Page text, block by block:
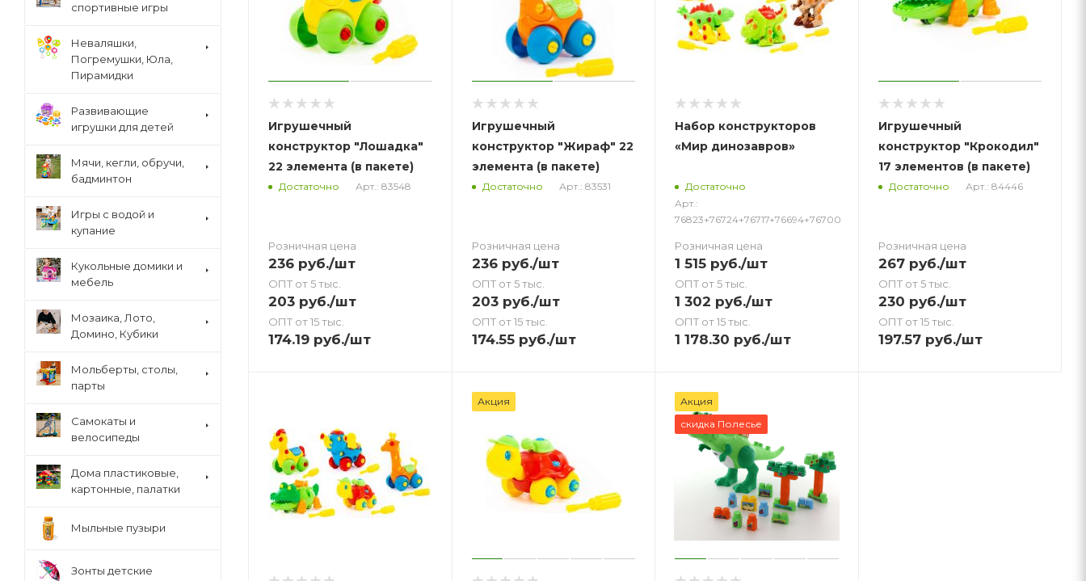
Игрушечный
конструктор "Лошадка"
22 элемента (в пакете)
Достаточно Арт.: 83548
Розничная цена
236 руб./шт
ОПТ от 5 тыс.
203 руб./шт
ОПТ от 15 тыс.
174.19 руб./шт
Игрушечный
конструктор "Жираф" 22
элемента (в пакете)
Достаточно Арт.: 83531
Розничная цена
236руб./шт
ОПТ от 5 тыс.
203руб./шт
ОПТ от 15 тыс.
174.55руб./шт
Набор конструкторов
«Мир динозавров»
Достаточно
Арт.:
76823+76724+76717+76694+76700
Розничная цена
1 515 руб./шт
ОПТ от 5 тыс.
1 302 руб./шт
ОПТ от 15 тыс.
1 178.30 руб./шт
Игрушечный
конструктор "Крокодил"
17 элементов (в пакете)
Достаточно Арт.: 84446
Розничная цена
267руб./шт
ОПТ от 5 тыс.
230 руб./шт
ОПТ от 15 тыс.
197.57руб./шт
Акция
Акция
скидка Полесье
спортивные игры
Неваляшки,
Погремушки, Юла,
Пирамидки
Развивающие
игрушки для детей
Мячи, кегли, обручи,
бадминтон
Игры с водой и
купание
Кукольные домики и
мебель
Мозаика, Лото,
Домино, Кубики
Мольберты, столы,
парты
Cамокаты и
велосипеды
Дома пластиковые,
картонные, палатки
Мыльные пузыри
Зонты детские